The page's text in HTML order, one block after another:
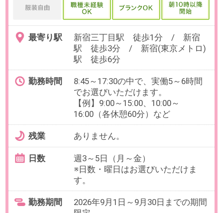
給与 時給1,900円（交通費全額支給）
【必須】校正または原稿チェック
【歓迎】
広告業界での就業経験
お仕事番号：100102987
【直接雇用の可能性あり】週4日
～×5時間～OK！損保経験を活か
す代理店事務＠池袋